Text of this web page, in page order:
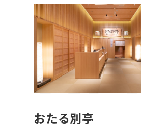
おたる別亭